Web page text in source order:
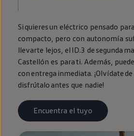
Si quieres un eléctrico pensado
compacto, pero con autonomía
llevarte lejos, el ID.3 desegunda
Castellón es para ti. Además,
con entrega inmediata. ¡Olvídate
disfrútalo antes que nadie!
Encuentra el tuyo